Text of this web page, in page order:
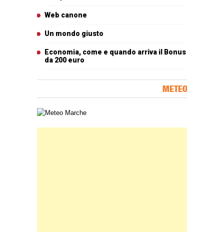
Web canone
Un mondo giusto
Economia, come e quando arriva il Bonus
da 200 euro
METEO
Carta meteorologica delle Marche